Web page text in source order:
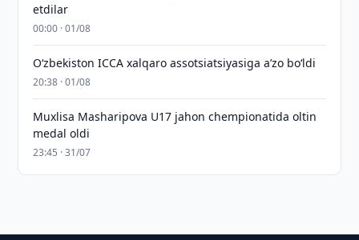
etdilar
00:00 · 01/08
O‘zbekiston ICCA xalqaro assotsiatsiyasiga aʼzo bo‘ldi
20:38 · 01/08
Muxlisa Masharipova U17 jahon chempionatida oltin
medal oldi
23:45 · 31/07